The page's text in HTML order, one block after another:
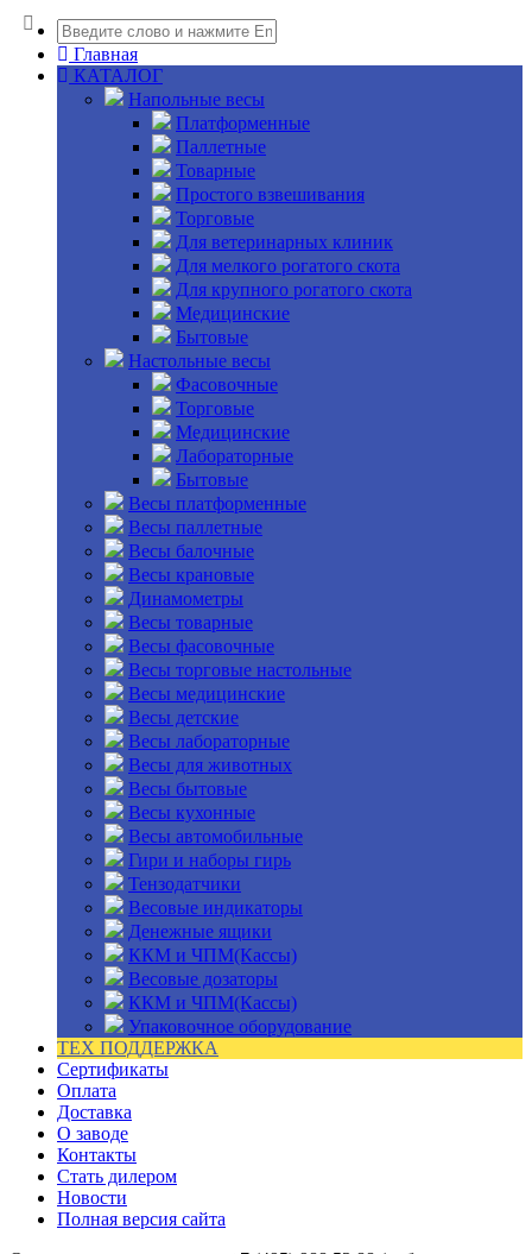
Главная
КАТАЛОГ
Напольные весы
Платформенные
Паллетные
Товарные
Простого взвешивания
Торговые
Для ветеринарных клиник
Для мелкого рогатого скота
Для крупного рогатого скота
Медицинские
Бытовые
Настольные весы
Фасовочные
Торговые
Медицинские
Лабораторные
Бытовые
Весы платформенные
Весы паллетные
Весы балочные
Весы крановые
Динамометры
Весы товарные
Весы фасовочные
Весы торговые настольные
Весы медицинские
Весы детские
Весы лабораторные
Весы для животных
Весы бытовые
Весы кухонные
Весы автомобильные
Гири и наборы гирь
Тензодатчики
Весовые индикаторы
Денежные ящики
ККМ и ЧПМ(Кассы)
Весовые дозаторы
ККМ и ЧПМ(Кассы)
Упаковочное оборудование
ТЕХ ПОДДЕРЖКА
Сертификаты
Оплата
Доставка
О заводе
Контакты
Стать дилером
Новости
Полная версия сайта